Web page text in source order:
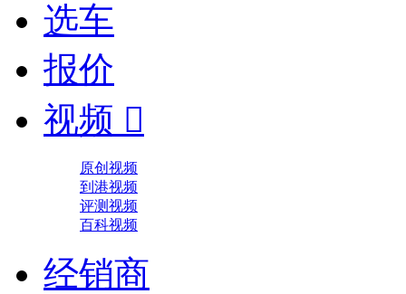
选车
报价
视频 
原创视频
到港视频
评测视频
百科视频
经销商